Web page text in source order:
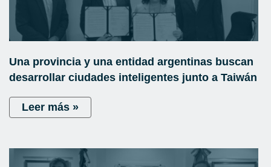
Una provincia y una entidad argentinas buscan
desarrollar ciudades inteligentes junto a Taiwán
Leer más »